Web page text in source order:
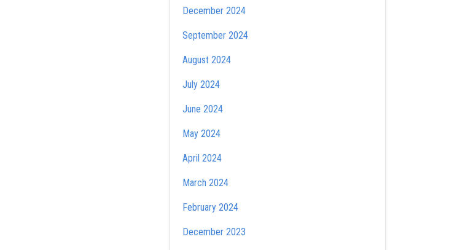
December 2024
September 2024
August 2024
July 2024
June 2024
May 2024
April 2024
March 2024
February 2024
December 2023